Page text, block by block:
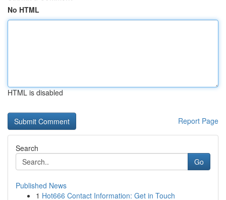
No HTML
HTML is disabled
Report Page
Search
Go
Published News
1 Hot666 Contact Information: Get in Touch